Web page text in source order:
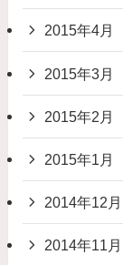
2015年4月
2015年3月
2015年2月
2015年1月
2014年12月
2014年11月